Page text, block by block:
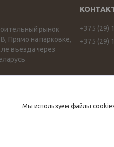
рынок
Прямо на парковке,
въезда через
+375 (29)
+375 (29)
Мы используем файлы